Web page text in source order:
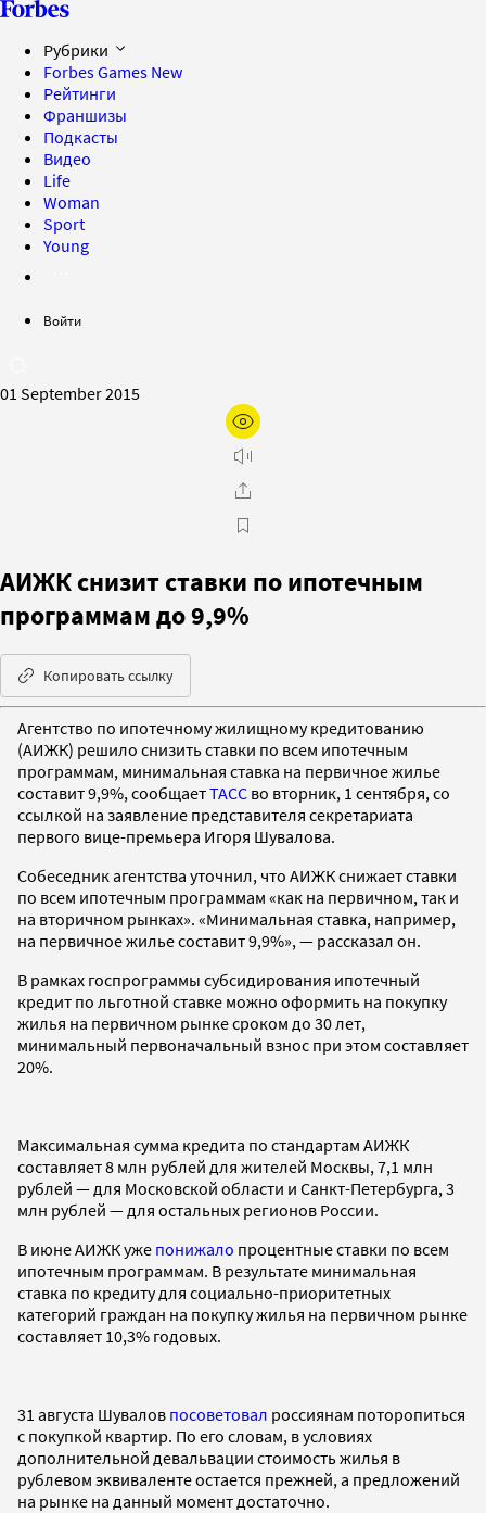
Рубрики
Forbes Games New
Рейтинги
Франшизы
Подкасты
Видео
Life
Woman
Sport
Young
Войти
01 September 2015
АИЖК снизит ставки по ипотечным
программам до 9,9%
Копировать ссылку
Агентство по ипотечному жилищному кредитованию
(АИЖК) решило снизить ставки по всем ипотечным
программам, минимальная ставка на первичное жилье
составит 9,9%, сообщаетТАСС во вторник, 1 сентября, со
ссылкой на заявление представителя секретариата
первого вице-премьера Игоря Шувалова.
Собеседник агентства уточнил, что АИЖК снижает ставки
по всем ипотечным программам «как на первичном, так и
на вторичном рынках». «Минимальная ставка, например,
на первичное жилье составит 9,9%», — рассказал он.
В рамках госпрограммы субсидирования ипотечный
кредит по льготной ставке можно оформить на покупку
жилья на первичном рынке сроком до 30 лет,
минимальный первоначальный взнос при этом составляет
20%.
Максимальная сумма кредита по стандартам АИЖК
составляет 8 млн рублей для жителей Москвы, 7,1 млн
рублей — для Московской области и Санкт-Петербурга, 3
млн рублей — для остальных регионов России.
В июне АИЖК уже понижало процентные ставки по всем
ипотечным программам. В результате минимальная
ставка по кредиту для социально-приоритетных
категорий граждан на покупку жилья на первичном рынке
составляет 10,3% годовых.
31 августа Шувалов посоветовал россиянам поторопиться
с покупкой квартир. По его словам, в условиях
дополнительной девальвации стоимость жилья в
рублевом эквиваленте остается прежней, а предложений
на рынке на данный момент достаточно.